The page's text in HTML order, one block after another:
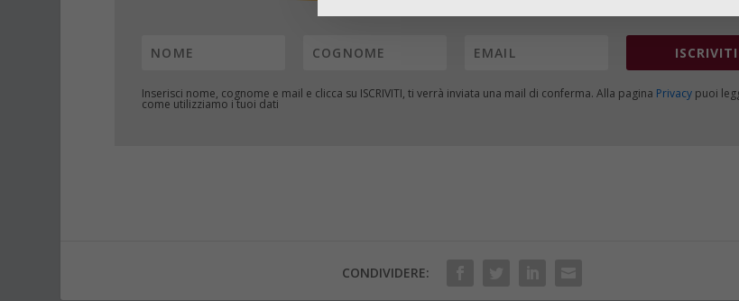
ISCRIVITI
Inserisci nome, cognome e mail e clicca su ISCRIVITI, ti verrà inviata una mail di conferma. Alla pagina Privacy puoi
come utilizziamo i tuoi dati
CONDIVIDERE: